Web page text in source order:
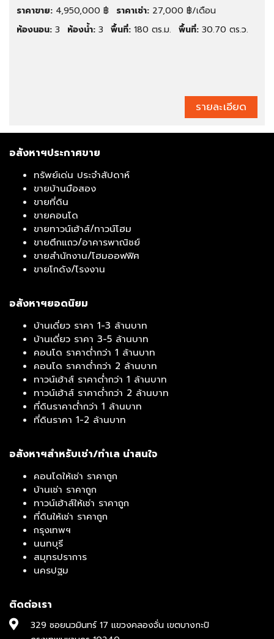
ราคาขาย: 4,950,000 ฿ ราคาเช่า: 27,000 ฿/เดือน
ห้องนอน: 3 ห้องน้ำ: 3 พื้นที่: 180 ตร.ม. พื้นที่: 30.70 ตร.ว.
รายละเอียด
อสังหาฯประกาศขาย
ทรัพย์เด่น ประจำสัปดาห์
ขายบ้านมือสอง
ขายที่ดิน
ขายคอนโด
ขายทาวน์เฮ้าส์/ทาวน์โฮม
ขายตึกแถว/อาคารพาณิชย์
ขายสำนักงาน/โฮมออฟฟิศ
ขายโกดัง/โรงงาน
อสังหาฯยอดนิยม
บ้านเดี่ยว ราคา 1-3 ล้านบาท
บ้านเดี่ยว ราคา 3-5 ล้านบาท
คอนโด ราคาต่ำกว่า 1 ล้านบาท
คอนโด ราคาต่ำกว่า 2 ล้านบาท
ทาวน์เฮ้าส์ ราคาต่ำกว่า 1 ล้านบาท
ทาวน์เฮ้าส์ ราคาต่ำกว่า 2 ล้านบาท
ที่ดินราคาต่ำกว่า 1 ล้านบาท
ที่ดินราคา 1-2 ล้านบาท
อสังหาฯสำหรับเช่า/ทำเล น่าสนใจ
คอนโดให้เช่า ราคาถูก
บ้านเช่า ราคาถูก
ทาวน์เฮ้าส์ให้เช่า ราคาถูก
ที่ดินให้เช่า ราคาถูก
กรุงเทพฯ
นนทบุรี
สมุทรปราการ
นครปฐม
ติดต่อเรา
329 ซอยนวมินทร์ 17 แขวงคลองจั่น เขตบางกะปิ